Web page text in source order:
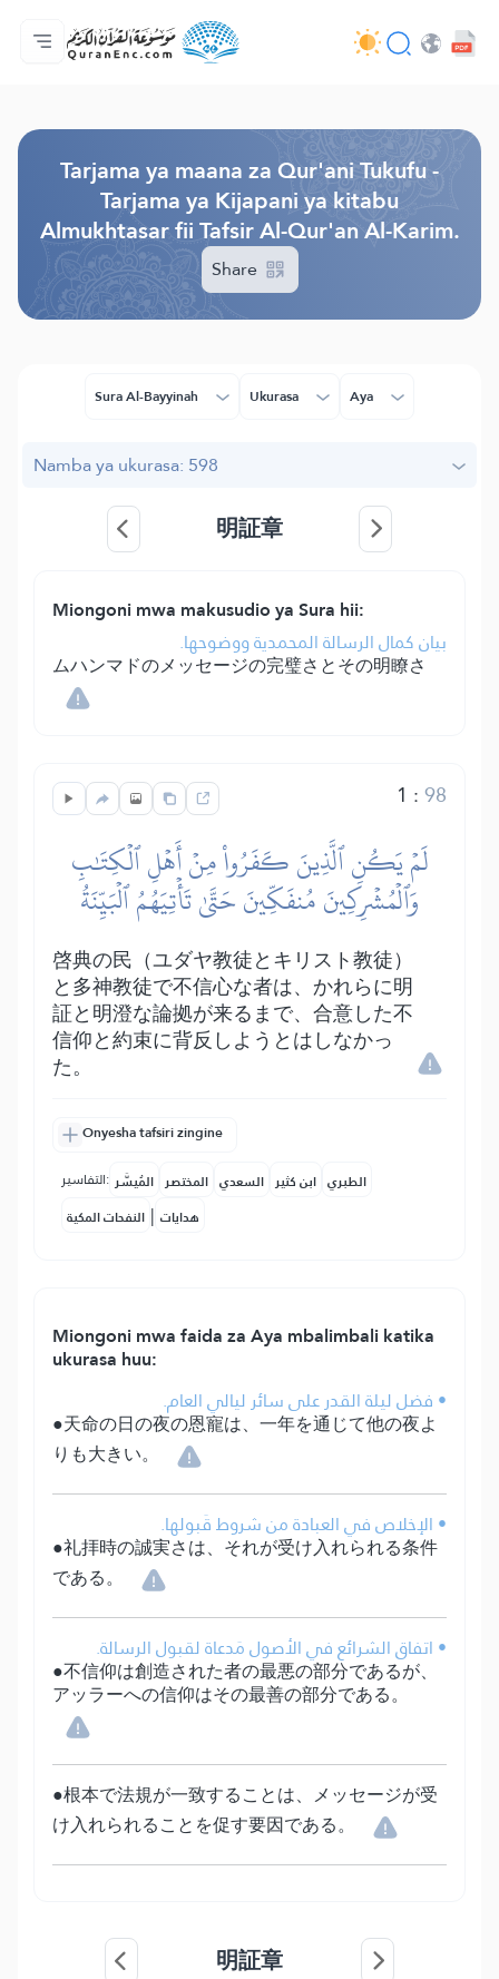
Nyumbani
Faharasa ya tarjama zote
Audio
Huduma za watengenezaji programu - API
Kuhusu Mradi huu
Wasiliana nasi
Lugha
Tarjama ya maana za Qur'ani Tukufu -
Tarjama ya Kijapani ya kitabu
Almukhtasar fii Tafsir Al-Qur'an Al-Karim.
Share
Sura Al-Bayyinah Ukurasa Aya
Namba ya ukurasa: 598
明証章
Miongoni mwa makusudio ya Sura hii:
بيان كمال الرسالة المحمدية ووضوحها.
ムハンマドのメッセージの完璧さとその明瞭さ
1 :98
لَمۡ يَكُنِ ٱلَّذِينَ كَفَرُواْ مِنۡ أَهۡلِ ٱلۡكِتَٰبِ
وَٱلۡمُشۡرِكِينَ مُنفَكِّينَ حَتَّىٰ تَأۡتِيَهُمُ ٱلۡبَيِّنَةُ
啓典の民（ユダヤ教徒とキリスト教徒）
と多神教徒で不信心な者は、かれらに明
証と明澄な論拠が来るまで、合意した不
信仰と約束に背反しようとはしなかっ
た。
Onyesha tafsiri zingine
التفاسير: المُيسَّر المختصر السعدي ابن كثير الطبري
النفحات المكية | هدايات
Miongoni mwa faida za Aya mbalimbali katika
ukurasa huu:
• فضل ليلة القدر على سائر ليالي العام.
●天命の日の夜の恩寵は、一年を通じて他の夜よ
りも大きい。
• الإخلاص في العبادة من شروط قَبولها.
●礼拝時の誠実さは、それが受け入れられる条件
である。
• اتفاق الشرائع في الأصول مَدعاة لقبول الرسالة.
●不信仰は創造された者の最悪の部分であるが、
アッラーへの信仰はその最善の部分である。
●根本で法規が一致することは、メッセージが受
け入れられることを促す要因である。
明証章